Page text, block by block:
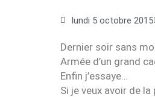
lundi 5 octobre 2015
Dernier soir sans
Armée d’un grand
Enfin j’essaye…
Si je veux avoir de